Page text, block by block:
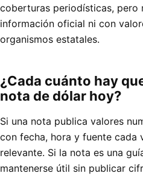
coberturas periodísticas, pero
información oficial ni con
organismos estatales.
¿Cada cuánto hay
nota de dólar hoy?
Si una nota publica valores
con fecha, hora y fuente cada
relevante. Si la nota es una
mantenerse útil sin publicar